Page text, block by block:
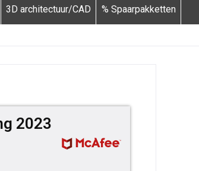
3D architectuur/CAD % Spaarpakketten
2023